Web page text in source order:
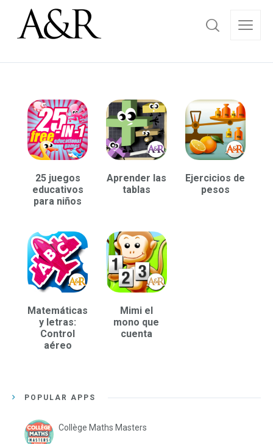
25 juegos
educativos
para niños
Aprender las
tablas
Ejercicios de
pesos
Matemáticas
y letras:
Control
aéreo
Mimi el
mono que
cuenta
POPULAR APPS
Collège Maths Masters